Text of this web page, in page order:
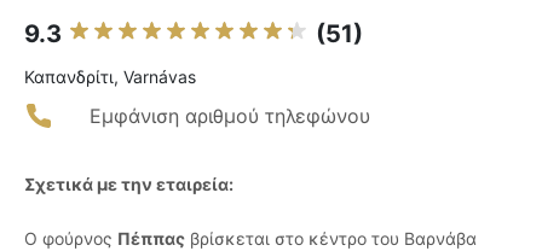
9.3 (51)
Καπανδρίτι, Varnávas
Εμφάνιση αριθμού τηλεφώνου
Σχετικά με την εταιρεία:
Ο φούρνος Πέππας βρίσκεται στο κέντρο του Βαρνάβα